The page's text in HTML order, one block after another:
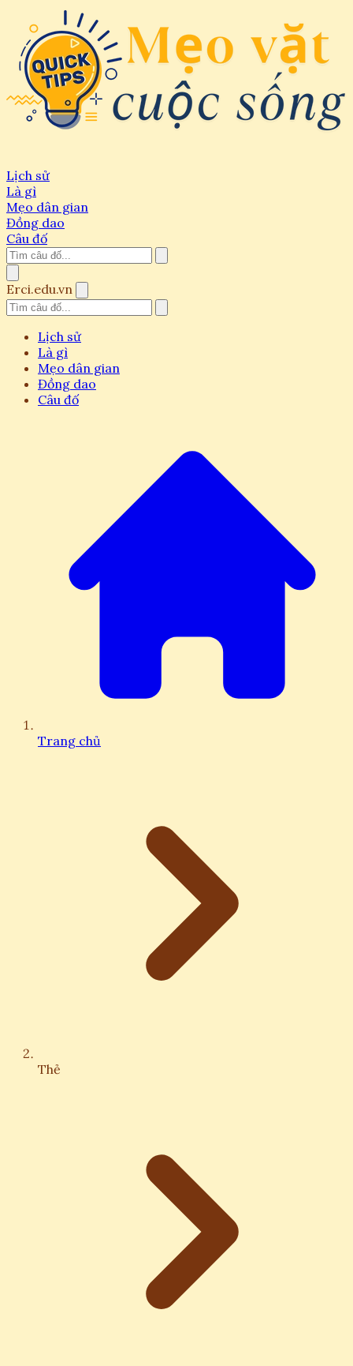
Lịch sử
Là gì
Mẹo dân gian
Đồng dao
Câu đố
Erci.edu.vn
Lịch sử
Là gì
Mẹo dân gian
Đồng dao
Câu đố
Trang chủ
Thẻ